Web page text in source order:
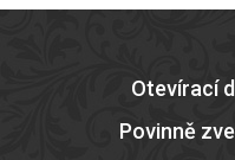
Otevírací
Povinně